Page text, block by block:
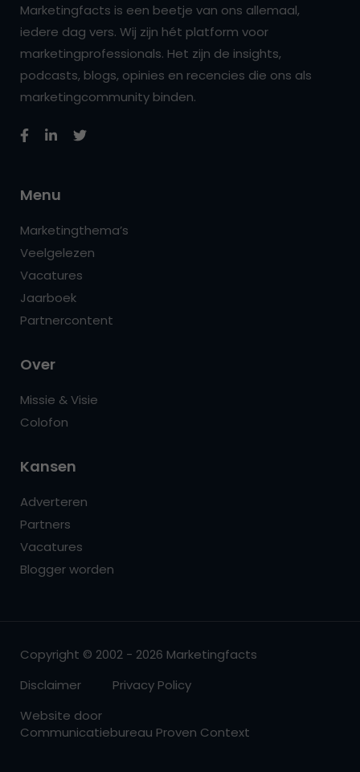
Marketingfacts is een beetje van ons allemaal,
iedere dag vers. Wij zijn hét platform voor
marketingprofessionals. Het zijn de insights,
podcasts, blogs, opinies en recencies die ons als
marketingcommunity binden.
Menu
Marketingthema’s
Veelgelezen
Vacatures
Jaarboek
Partnercontent
Over
Missie & Visie
Colofon
Kansen
Adverteren
Partners
Vacatures
Blogger worden
Copyright © 2002 - 2026 Marketingfacts
Disclaimer
Privacy Policy
Website door
Communicatiebureau Proven Context